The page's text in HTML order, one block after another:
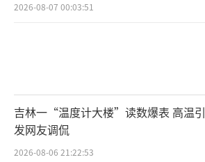
2026-08-07 00:03:51
吉林一“温度计大楼”读数爆表 高温引
发网友调侃
2026-08-06 21:22:53